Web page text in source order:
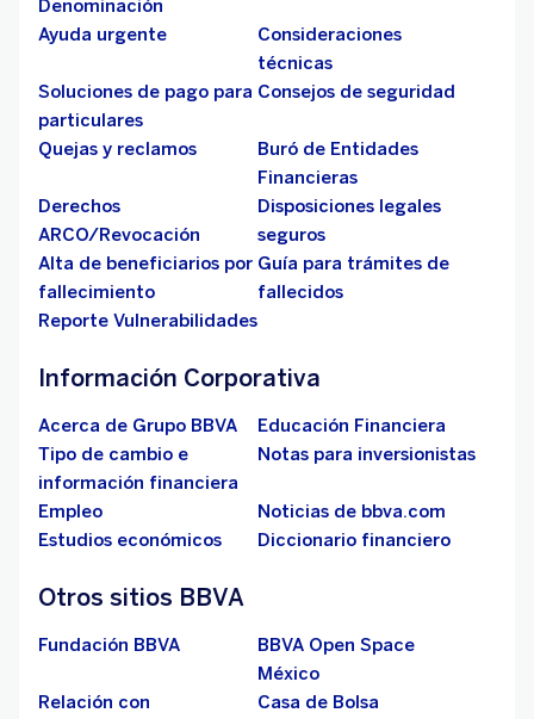
Denominación
Ayuda urgente
Consideraciones
técnicas
Soluciones de pago para
particulares
Consejos de seguridad
Quejas y reclamos
Buró de Entidades
Financieras
Derechos
ARCO/Revocación
Disposiciones legales
seguros
Alta de beneficiarios por
fallecimiento
Guía para trámites de
fallecidos
Reporte Vulnerabilidades
Información Corporativa
Acerca de Grupo BBVA
Educación Financiera
Tipo de cambio e
información financiera
Notas para inversionistas
Empleo
Noticias de bbva.com
Estudios económicos
Diccionario financiero
Otros sitios BBVA
Fundación BBVA
BBVA Open Space
México
Relación con
Casa de Bolsa